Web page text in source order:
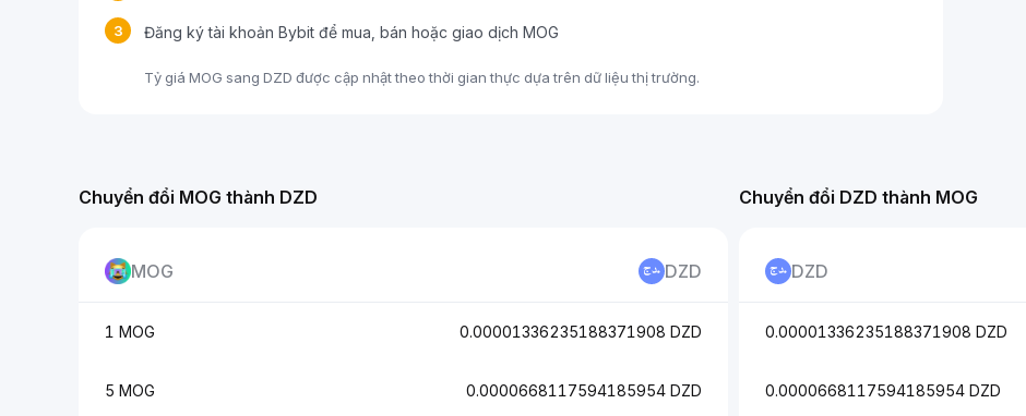
3 Đăng ký tài khoản Bybit để mua, bán hoặc giao dịch MOG
Tỷ giá MOG sang DZD được cập nhật theo thời gian thực dựa trên dữ liệu thị trường.
Chuyển đổi MOG thành DZD
MOG DZD
1 MOG 0.00001336235188371908 DZD
5 MOG 0.0000668117594185954 DZD
Chuyển đổi DZD thành MOG
DZD
0.00001336235188371908 DZD
0.0000668117594185954 DZD